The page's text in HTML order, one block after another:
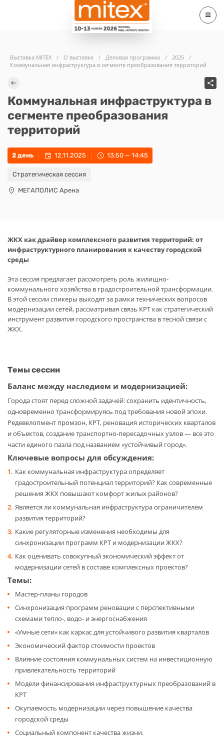
Выставка MITEX / О выставке / Деловая программа / 2025
/
Коммунальная инфраструктура в сегменте преобразования территорий
Коммунальная инфраструктура в
сегменте преобразования
территорий
2 день 12.11.2025 13:50 — 14:45
Стратегическая сессия
МЕГАПОЛИС Арена
ЖКХ как драйвер комплексного развития территорий: от
инфраструктурного планирования к качеству городской
среды
Эта сессия предлагает рассмотреть роль жилищно-
коммунального хозяйства в градостроительной трансформации.
В этой сессии спикеры выходят за рамки технических вопросов
модернизации сетей, рассматривая связь КРТ как стратегический
инструмент развития городского пространства в тесной связи с
ЖКХ.
Темы сессии
Баланс между наследием и модернизацией:
Города стоят перед сложной задачей: сохранить идентичность,
одновременно трансформируясь под требования новой эпохи.
Редевелопмент промзон, КРТ, реновация исторических кварталов
и объектов, создание транспортно-пересадочных узлов — все это
части единого пазла под названием «устойчивый город».
Ключевые вопросы для обсуждения:
Как коммунальная инфраструктура определяет
градостроительный потенциал территорий? Как современные
решения ЖКХ повышают комфорт жилых районов?
Является ли коммунальная инфраструктура ограничителем
развития территорий?
Какие регуляторные изменения необходимы для
синхронизации программ КРТ и модернизации ЖКХ?
Как оценивать совокупный экономический эффект от
модернизации сетей в составе комплексных проектов?
Темы:
Мастер-планы городов
Синхронизация программ реновации с перспективными
схемами тепло-, водо- и энергоснабжения
«Умные сети» как каркас для устойчивого развития кварталов
Экономический фактор стоимости проектов
Влияние состояния коммунальных систем на инвестиционную
привлекательность территорий
Модели финансирования инфраструктурных преобразований в
КРТ
Окупаемость модернизации через повышение качества
городской среды
Социальный компонент качества жизни.